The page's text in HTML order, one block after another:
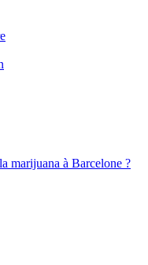
marijuana à Barcelone ?